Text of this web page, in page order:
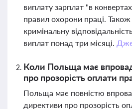
виплату зарплат "в
правил охорони праці.
кримінальну
виплат понад три місяці.
Коли Польща має
про прозорість оплати
Польща має повністю
директиви про прозорість